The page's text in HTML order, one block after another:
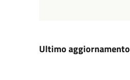
Ultimo aggiornamento